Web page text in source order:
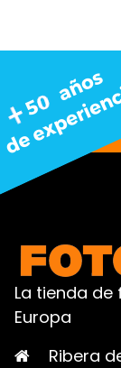
La tienda
Europa
Ribera